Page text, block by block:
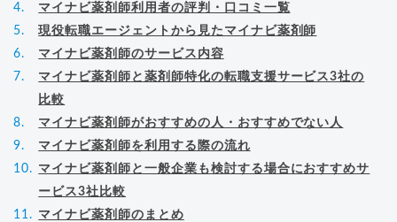
マイナビ薬剤師利用者の評判・口コミ一覧
現役転職エージェントから見たマイナビ薬剤師
マイナビ薬剤師のサービス内容
マイナビ薬剤師と薬剤師特化の転職支援サービス3社の
比較
マイナビ薬剤師がおすすめの人・おすすめでない人
マイナビ薬剤師を利用する際の流れ
マイナビ薬剤師と一般企業も検討する場合におすすめサ
ービス3社比較
マイナビ薬剤師のまとめ